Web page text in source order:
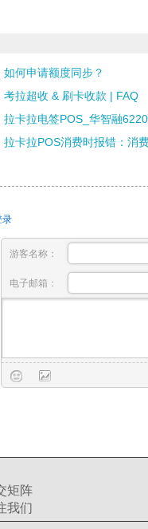
如何申请额度同步？
考拉超收 & 刷卡收款 | FAQ
拉卡拉电签POS_华智融
拉卡拉POS消费时报错：消
录
游客名称：
电子邮箱：
矩阵
我们